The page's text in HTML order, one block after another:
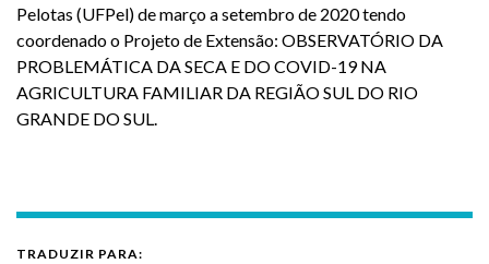
Pelotas (UFPel) de março a setembro de 2020 tendo
coordenado o Projeto de Extensão: OBSERVATÓRIO DA
PROBLEMÁTICA DA SECA E DO COVID-19 NA
AGRICULTURA FAMILIAR DA REGIÃO SUL DO RIO
GRANDE DO SUL.
TRADUZIR PARA: